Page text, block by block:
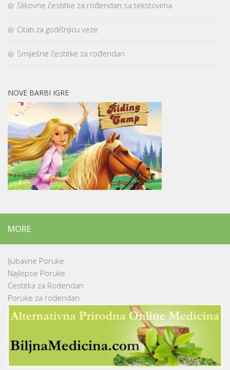
Slikovne čestitke za rođendan sa tekstovima
Citati za godišnjicu veze
Smiješne čestitke za rođendan
NOVE BARBI IGRE
MORE
ljubavne Poruke
Najlepse Poruke
Cestitka za Rodendan
Poruke za rodendan